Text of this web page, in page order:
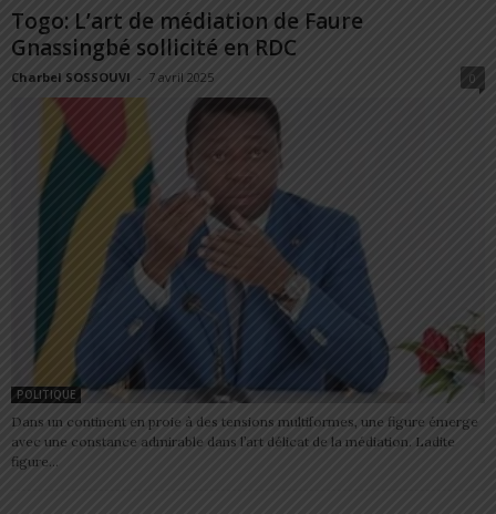
Togo: L’art de médiation de Faure
Gnassingbé sollicité en RDC
Charbel SOSSOUVI - 7 avril 2025 0
POLITIQUE
Dans un continent en proie à des tensions multiformes, une figure émerge
avec une constance admirable dans l’art délicat de la médiation. Ladite
figure...